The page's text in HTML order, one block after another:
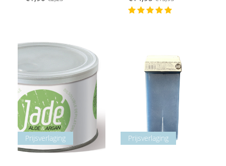
Prijsverlaging Prijsverlaging